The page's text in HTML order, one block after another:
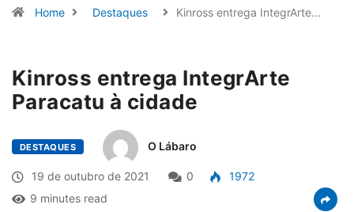
Home Destaques Kinross entrega IntegrArte…
Kinross entrega IntegrArte
Paracatu à cidade
DESTAQUES O Lábaro
19 de outubro de 2021 0
1972
9 minutes read